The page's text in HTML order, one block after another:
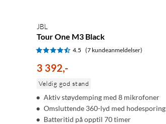
JBL
Tour One M3 Black
4.5 (7 kundeanmeldelser)
3 392,-
Veldig god stand
Aktiv støydemping med 8 mikrofoner
Omsluttende 360-lyd med hodesporing
Batteritid på opptil 70 timer